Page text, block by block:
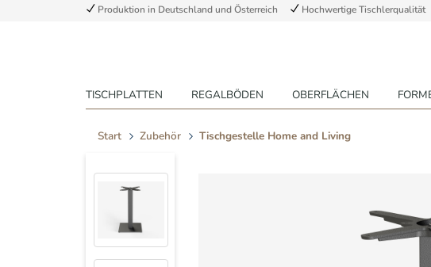
Produktion in Deutschland und Österreich Hochwertige Tischlerqualität
TISCHPLATTEN REGALBÖDEN OBERFLÄCHEN
Start Zubehör Tischgestelle Home and Living